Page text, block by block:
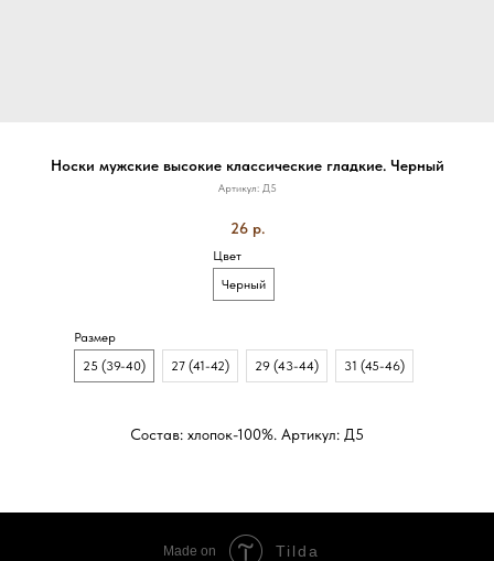
Носки мужские высокие классические гладкие. Черный
Артикул: Д5
26 р.
Цвет
Черный
Размер
25 (39-40)
27 (41-42) 29 (43-44) 31 (45-46)
Состав: хлопок-100%. Артикул: Д5
Made on Tilda